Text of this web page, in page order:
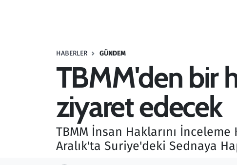
HABERLER GÜNDEM
TBMM'den bir
ziyaret edecek
TBMM İnsan Haklarını
Aralık'ta Suriye'deki Sednaya
Savunma Sanayi